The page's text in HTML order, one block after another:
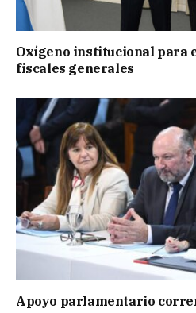
Oxígeno institucional para
fiscales generales
Apoyo parlamentario